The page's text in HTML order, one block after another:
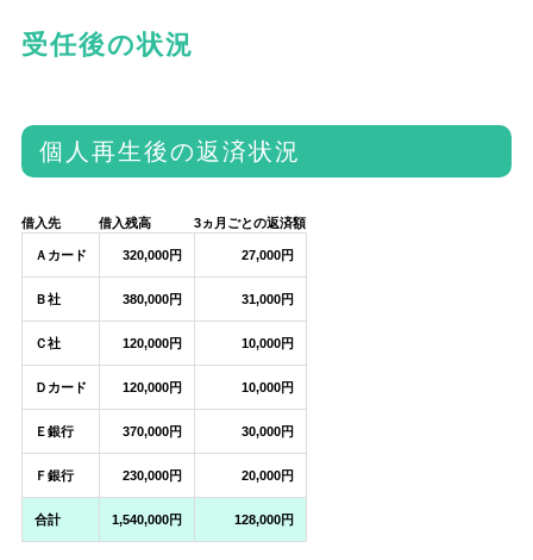
受任後の状況
個人再生後の返済状況
借入先 借入残高 3ヵ月ごとの返済額
Ａカード 320,000円 27,000円
Ｂ社 380,000円 31,000円
Ｃ社 120,000円 10,000円
Ｄカード 120,000円 10,000円
Ｅ銀行 370,000円 30,000円
Ｆ銀行 230,000円 20,000円
合計 1,540,000円 128,000円